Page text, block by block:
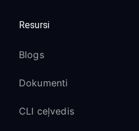
Resursi
Blogs
Dokumenti
CLI ceļvedis